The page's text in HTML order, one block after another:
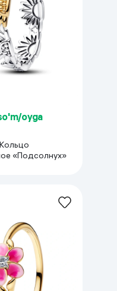
oyga
«Подсолнух»